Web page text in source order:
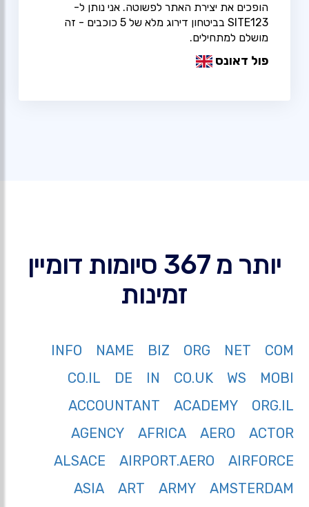
הופכים את יצירת האתר לפשוטה. אני נותן ל-
SITE123 בביטחון דירוג מלא של 5 כוכבים - זה
מושלם למתחילים.
פול דאונס
יותר מ 367 סיומות דומיין
זמינות
COM
NET
ORG
BIZ
NAME
INFO
MOBI
WS
CO.UK
IN
DE
CO.IL
ORG.IL
ACADEMY
ACCOUNTANT
ACTOR
AERO
AFRICA
AGENCY
AIRFORCE
AIRPORT.AERO
ALSACE
AMSTERDAM
ARMY
ART
ASIA